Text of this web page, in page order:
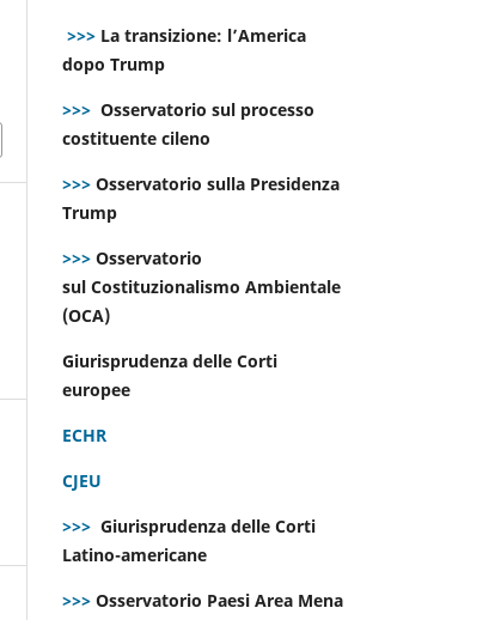
>>> La transizione: l’America
dopo Trump
>>> Osservatorio sul processo
costituente cileno
>>> Osservatorio sulla Presidenza
Trump
>>> Osservatorio
sul Costituzionalismo Ambientale
(OCA)
Giurisprudenza delle Corti
europee
ECHR
CJEU
>>> Giurisprudenza delle Corti
Latino-americane
>>> Osservatorio Paesi Area Mena